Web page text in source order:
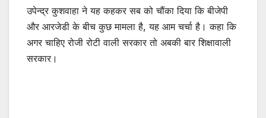
उपेन्द्र कुशवाहा ने यह कहकर सब को चौंका दिया कि बीजेपी
और आरजेडी के बीच कुछ मामला है, यह आम चर्चा है। कहा कि
अगर चाहिए रोजी रोटी वाली सरकार तो अबकी बार शिक्षावाली
सरकार।